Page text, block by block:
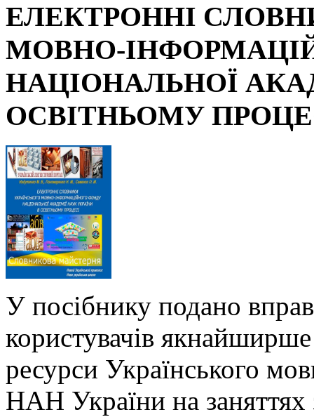
ЕЛЕКТРОННІ
МОВНО-
НАЦІОНАЛЬНОЇ
ОСВІТНЬОМУ
У посібнику подано
користувачів
ресурси Українського
НАН України на заняттях